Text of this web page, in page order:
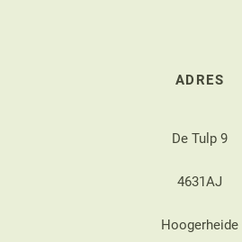
ADRES
De Tulp 9
4631AJ
Hoogerheide